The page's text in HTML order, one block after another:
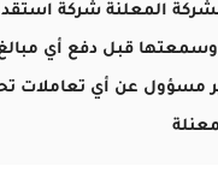
المعلنة شركة
قبل دفع أي
مسؤول عن أي تعاملات